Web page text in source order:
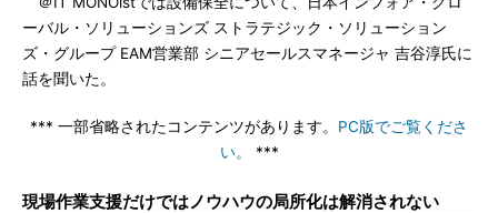
ーバル・ソリューションズ ストラテジック・ソリューション
ズ・グループ EAM営業部 シニアセールスマネージャ 吉谷淳氏に
話を聞いた。
*** 一部省略されたコンテンツがあります。 PC版でご覧くださ
い。
***
現場作業支援だけではノウハウの局所化は解消されない